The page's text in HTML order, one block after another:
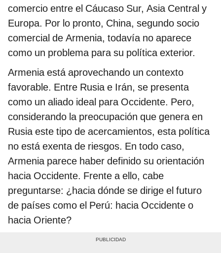
comercio entre el Cáucaso Sur, Asia Central y
Europa. Por lo pronto, China, segundo socio
comercial de Armenia, todavía no aparece
como un problema para su política exterior.
Armenia está aprovechando un contexto
favorable. Entre Rusia e Irán, se presenta
como un aliado ideal para Occidente. Pero,
considerando la preocupación que genera en
Rusia este tipo de acercamientos, esta política
no está exenta de riesgos. En todo caso,
Armenia parece haber definido su orientación
hacia Occidente. Frente a ello, cabe
preguntarse: ¿hacia dónde se dirige el futuro
de países como el Perú: hacia Occidente o
hacia Oriente?